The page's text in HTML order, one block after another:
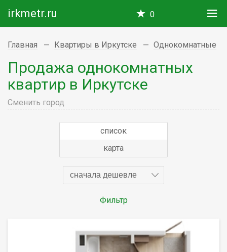
irkmetr.ru 0
Главная Квартиры в Иркутске Однокомнатные
Продажа однокомнатных
квартир в Иркутске
Сменить город
список
карта
сначала дешевле
Фильтр